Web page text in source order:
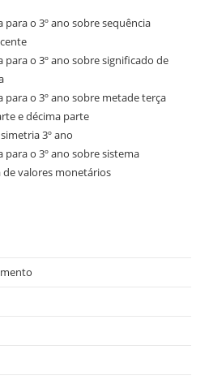
o 3º ano sobre sequência
o 3º ano sobre significado de
o 3º ano sobre metade terça
e décima parte
3º ano
o 3º ano sobre sistema
valores monetários